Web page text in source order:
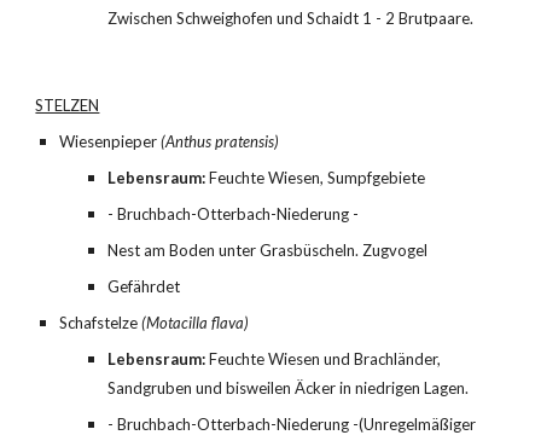
Zwischen Schweighofen und Schaidt 1 - 2 Brutpaare.
STELZEN
Wiesenpieper (Anthus pratensis)
Lebensraum: Feuchte Wiesen, Sumpfgebiete
- Bruchbach-Otterbach-Niederung -
Nest am Boden unter Grasbüscheln. Zugvogel
Gefährdet
Schafstelze (Motacilla flava)
Lebensraum: Feuchte Wiesen und Brachländer,
Sandgruben und bisweilen Äcker in niedrigen Lagen.
- Bruchbach-Otterbach-Niederung -(Unregelmäßiger